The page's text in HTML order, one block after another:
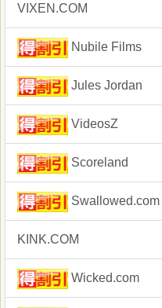
VIXEN.COM
Nubile Films
Jules Jordan
VideosZ
Scoreland
Swallowed.com
KINK.COM
Wicked.com